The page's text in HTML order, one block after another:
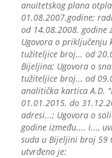
anuitetskog plana
01.08.2007.godine;
od 14.08.2008. godine
Ugovora o priključenju
tužiteljice broj... od
Bijeljina; Ugovora o
tužiteljice broj... od
analitička kartica A.D.
01.01.2015. do
adresi...; Ugovora o
godine između.... i...,
suda u Bijeljini broj 59
utvrđeno je: